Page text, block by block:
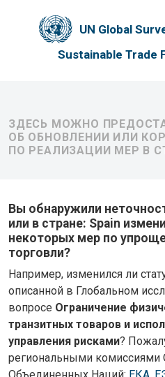
UN Global
Sustainable Trade
ЗДЕСЬ МОЖНО
ОБ ОБНОВЛЕНИИ ИЛИ
ПО РЕАЛИЗАЦИИ МЕР В
Вы обнаружили
или в стране: Spain
некоторых мер по
торговли?
Например, изменился ли
описанной в Глобальном
вопросе Ограничение
транзитных товаров и
управления рисками?
региональными комиссиями